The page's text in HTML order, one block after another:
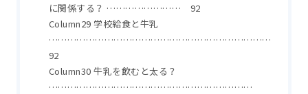
に関係する？ …………………… 92
Column29 学校給食と牛乳
………………………………………………………………
92
Column30 牛乳を飲むと太る？
…………………………………………………………